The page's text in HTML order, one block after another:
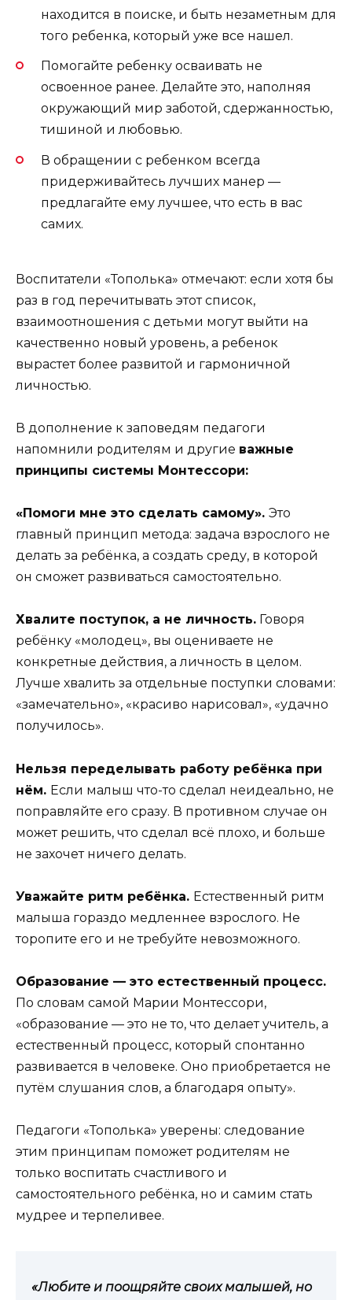
находится в поиске, и быть незаметным для
того ребенка, который уже все нашел.
Помогайте ребенку осваивать не
освоенное ранее. Делайте это, наполняя
окружающий мир заботой, сдержанностью,
тишиной и любовью.
В обращении с ребенком всегда
придерживайтесь лучших манер —
предлагайте ему лучшее, что есть в вас
самих.
Воспитатели «Тополька» отмечают: если хотя бы
раз в год перечитывать этот список,
взаимоотношения с детьми могут выйти на
качественно новый уровень, а ребенок
вырастет более развитой и гармоничной
личностью.
В дополнение к заповедям педагоги
напомнили родителям и другие важные
принципы системы Монтессори:
«Помоги мне это сделать самому». Это
главный принцип метода: задача взрослого не
делать за ребёнка, а создать среду, в которой
он сможет развиваться самостоятельно.
Хвалите поступок, а не личность. Говоря
ребёнку «молодец», вы оцениваете не
конкретные действия, а личность в целом.
Лучше хвалить за отдельные поступки словами:
«замечательно», «красиво нарисовал», «удачно
получилось».
Нельзя переделывать работу ребёнка при
нём. Если малыш что-то сделал неидеально, не
поправляйте его сразу. В противном случае он
может решить, что сделал всё плохо, и больше
не захочет ничего делать.
Уважайте ритм ребёнка. Естественный ритм
малыша гораздо медленнее взрослого. Не
торопите его и не требуйте невозможного.
Образование — это естественный процесс.
По словам самой Марии Монтессори,
«образование — это не то, что делает учитель, а
естественный процесс, который спонтанно
развивается в человеке. Оно приобретается не
путём слушания слов, а благодаря опыту».
Педагоги «Тополька» уверены: следование
этим принципам поможет родителям не
только воспитать счастливого и
самостоятельного ребёнка, но и самим стать
мудрее и терпеливее.
«Любите и поощряйте своих малышей, но